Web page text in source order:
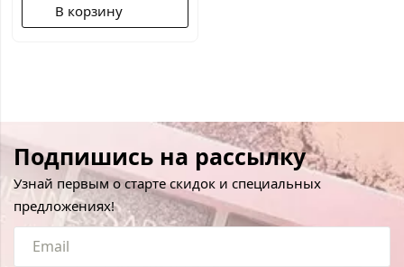
В корзину
Подпишись на рассылку
Узнай первым о старте скидок и специальных
предложениях!